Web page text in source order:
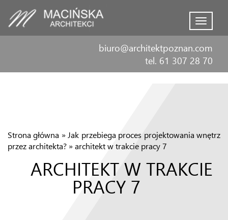
Menu
biuro@architektpoznan.com
tel. 61 307 28 70
Strona główna » Jak przebiega proces projektowania wnętrz
przez architekta? »architekt w trakcie pracy 7
ARCHITEKT W TRAKCIE
PRACY 7